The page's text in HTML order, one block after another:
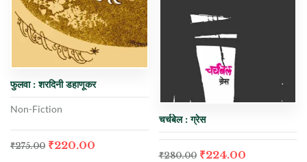
फुलवा : शरदिनी डहाणूकर
Non-Fiction
₹275.00 ₹220.00
चर्चबेल : ग्रेस
₹280.00 ₹224.00